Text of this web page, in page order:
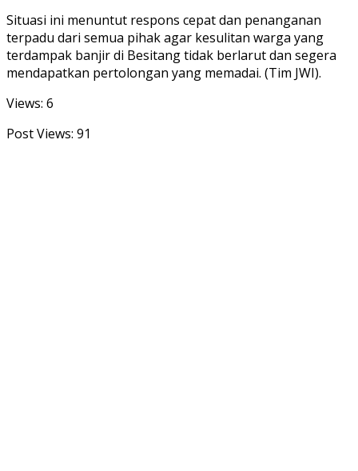
Situasi ini menuntut respons cepat dan penanganan
terpadu dari semua pihak agar kesulitan warga yang
terdampak banjir di Besitang tidak berlarut dan segera
mendapatkan pertolongan yang memadai. (Tim JWI).
Views: 6
Post Views: 91